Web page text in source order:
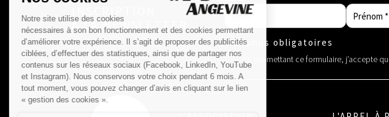
À LA NEWSLETTER
*Champs obligatoires
En soumettant ce formulaire, j’accepte